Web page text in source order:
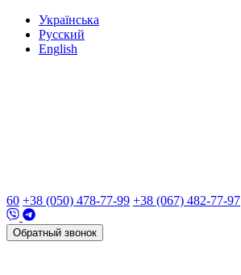
Українська
Русский
English
60 +38 (050) 478-77-99 +38 (067) 482-77-97
Обратный звонок